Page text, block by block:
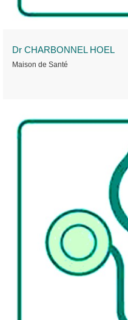
Dr CHARBONNEL HOEL
Maison de Santé